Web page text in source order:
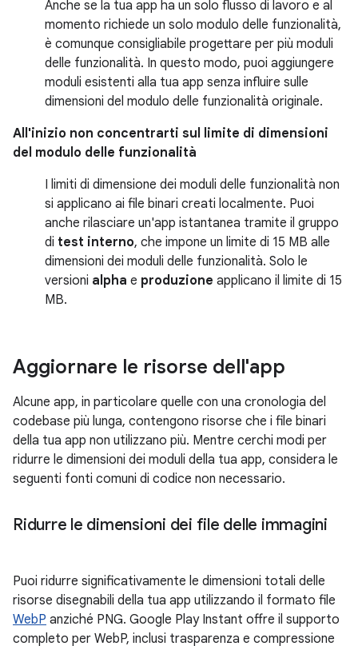
Anche se la tua app ha un solo flusso di lavoro e al
momento richiede un solo modulo delle funzionalità,
è comunque consigliabile progettare per più moduli
delle funzionalità. In questo modo, puoi aggiungere
moduli esistenti alla tua app senza influire sulle
dimensioni del modulo delle funzionalità originale.
All'inizio non concentrarti sul limite di dimensioni
del modulo delle funzionalità
I limiti di dimensione dei moduli delle funzionalità non
si applicano ai file binari creati localmente. Puoi
anche rilasciare un'app istantanea tramite il gruppo
di test interno, che impone un limite di 15 MB alle
dimensioni dei moduli delle funzionalità. Solo le
versioni alpha e produzione applicano il limite di 15
MB.
Aggiornare le risorse dell'app
Alcune app, in particolare quelle con una cronologia del
codebase più lunga, contengono risorse che i file binari
della tua app non utilizzano più. Mentre cerchi modi per
ridurre le dimensioni dei moduli della tua app, considera le
seguenti fonti comuni di codice non necessario.
Ridurre le dimensioni dei file delle immagini
Puoi ridurre significativamente le dimensioni totali delle
risorse disegnabili della tua app utilizzando il formato file
WebP anziché PNG. Google Play Instant offre il supporto
completo per WebP, inclusi trasparenza e compressione